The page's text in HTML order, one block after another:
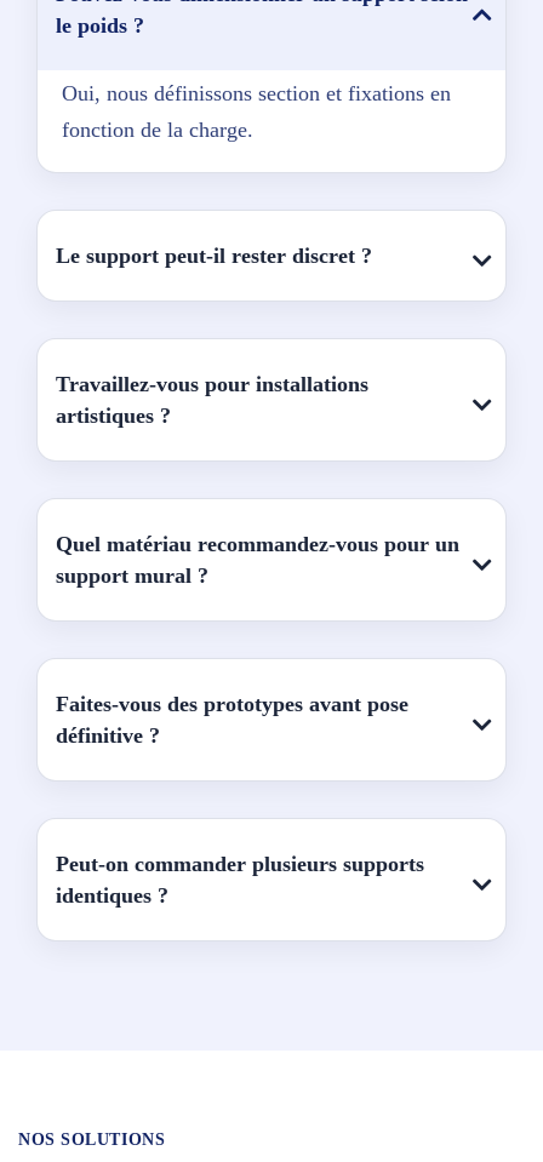
le poids ?
Oui, nous définissons section et fixations en
fonction de la charge.
Le support peut-il rester discret ?
Travaillez-vous pour installations
artistiques ?
Quel matériau recommandez-vous pour un
support mural ?
Faites-vous des prototypes avant pose
définitive ?
Peut-on commander plusieurs supports
identiques ?
NOS SOLUTIONS